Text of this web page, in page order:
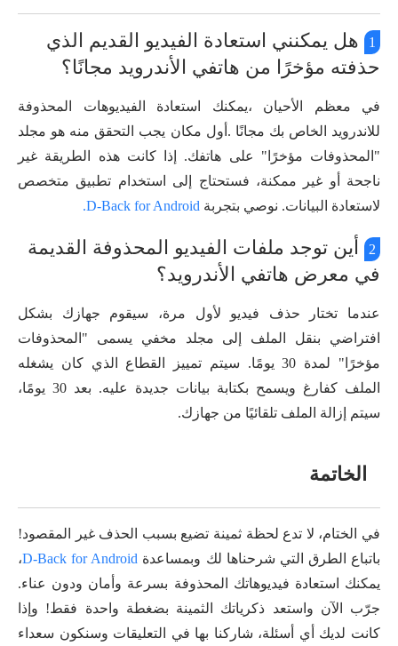
1
هل يمكنني استعادة الفيديو القديم الذي
حذفته مؤخرًا من هاتفي الأندرويد مجانًا؟
في معظم الأحيان ،يمكنك استعادة الفيديوهات المحذوفة
للاندرويد الخاص بك مجانًا .أول مكان يجب التحقق منه هو مجلد
"المحذوفات مؤخرًا" على هاتفك. إذا كانت هذه الطريقة غير
ناجحة أو غير ممكنة، فستحتاج إلى استخدام تطبيق متخصص
لاستعادة البيانات. نوصي بتجربة D-Back for Android.
2
أين توجد ملفات الفيديو المحذوفة القديمة
في معرض هاتفي الأندرويد؟
عندما تختار حذف فيديو لأول مرة، سيقوم جهازك بشكل
افتراضي بنقل الملف إلى مجلد مخفي يسمى "المحذوفات
مؤخرًا" لمدة 30 يومًا. سيتم تمييز القطاع الذي كان يشغله
الملف كفارغ ويسمح بكتابة بيانات جديدة عليه. بعد 30 يومًا،
سيتم إزالة الملف تلقائيًا من جهازك.
الخاتمة
في الختام، لا تدع لحظة ثمينة تضيع بسبب الحذف غير المقصود!
باتباع الطرق التي شرحناها لك وبمساعدة D-Back for Android،
يمكنك استعادة فيديوهاتك المحذوفة بسرعة وأمان ودون عناء.
جرّب الآن واستعد ذكرياتك الثمينة بضغطة واحدة فقط! وإذا
كانت لديك أي أسئلة، شاركنا بها في التعليقات وسنكون سعداء